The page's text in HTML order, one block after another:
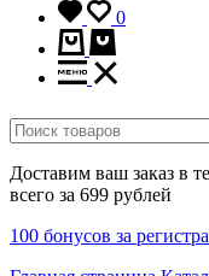
0
Доставим ваш заказ в
всего за 699 рублей
100 бонусов за